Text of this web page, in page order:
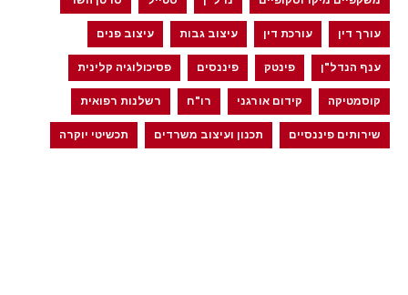
עורך דין עורכת דין עיצוב גבות עיצוב פנים
ענף הנדל"ן פינטק פיננסים פסיכולוגיה קלינית
קוסמטיקה קידום אורגני רו"ח רשלנות רפואית
שירותים פיננסיים תכנון ועיצוב משרדים תכשיטי יוקרה